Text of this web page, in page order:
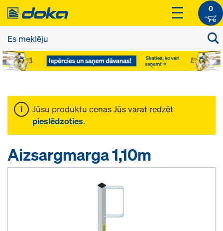
0
Jūsu produktu cenas Jūs varat redzēt
pieslēdzoties.
Aizsargmarga 1,10m